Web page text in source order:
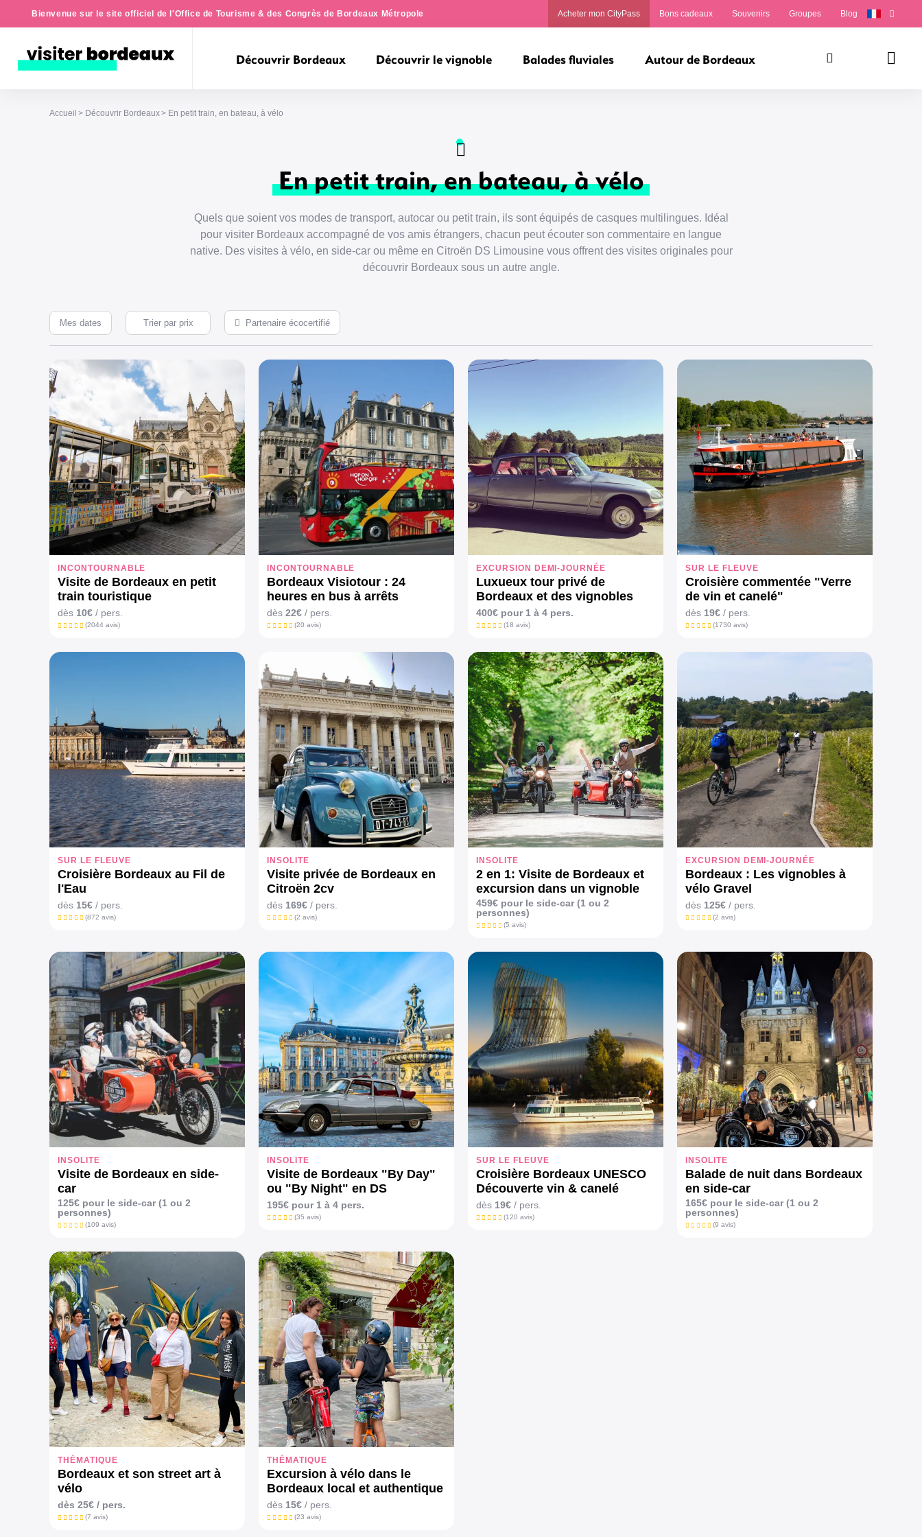
Bienvenue sur le site officiel de l'Office de Tourisme & des Congrès de Bordeaux Métropole Acheter mon CityPass Bons cadeaux Souvenirs Groupes Blog
RechercherPanier
Découvrir Bordeaux Découvrir le vignoble Balades fluviales Autour de Bordeaux
Accueil Découvrir Bordeaux En petit train, en bateau, à vélo
En petit train, en bateau, à vélo
Quels que soient vos modes de transport, autocar ou petit train, ils sont équipés de casques multilingues. Idéal
pour visiter Bordeaux accompagné de vos amis étrangers, chacun peut écouter son commentaire en langue
native. Des visites à vélo, en side-car ou même en Citroën DS Limousine vous offrent des visites originales pour
découvrir Bordeaux sous un autre angle.
Mes dates Partenaire écocertifié
INCONTOURNABLE
Visite de Bordeaux en petit
train touristique
dès 10€ / pers.
(2044 avis)
INCONTOURNABLE
Bordeaux Visiotour : 24
heures en bus à arrêts
multiples
dès 22€ / pers.
(20 avis)
EXCURSION DEMI-JOURNÉE
Luxueux tour privé de
Bordeaux et des vignobles
400€ pour 1 à 4 pers.
(18 avis)
SUR LE FLEUVE
Croisière commentée "Verre
de vin et canelé"
dès 19€ / pers.
(1730 avis)
SUR LE FLEUVE
Croisière Bordeaux au Fil de
l'Eau
dès 15€ / pers.
(872 avis)
INSOLITE
Visite privée de Bordeaux en
Citroën 2cv
dès 169€ / pers.
(2 avis)
INSOLITE
2 en 1: Visite de Bordeaux et
excursion dans un vignoble
en side-car
459€ pour le side-car (1 ou 2
personnes)
(5 avis)
EXCURSION DEMI-JOURNÉE
Bordeaux : Les vignobles à
vélo Gravel
dès 125€ / pers.
(2 avis)
INSOLITE
Visite de Bordeaux en side-
car
125€ pour le side-car (1 ou 2
personnes)
(109 avis)
INSOLITE
Visite de Bordeaux "By Day"
ou "By Night" en DS
présidentielle
195€ pour 1 à 4 pers.
(35 avis)
SUR LE FLEUVE
Croisière Bordeaux UNESCO
Découverte vin & canelé
dès 19€ / pers.
(120 avis)
INSOLITE
Balade de nuit dans Bordeaux
en side-car
165€ pour le side-car (1 ou 2
personnes)
(9 avis)
THÉMATIQUE
Bordeaux et son street art à
vélo
dès 25€ / pers.
(7 avis)
THÉMATIQUE
Excursion à vélo dans le
Bordeaux local et authentique
dès 15€ / pers.
(23 avis)